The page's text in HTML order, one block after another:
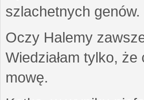
szlachetnych genów.
Oczy Halemy
Wiedziałam tylko,
mowę.